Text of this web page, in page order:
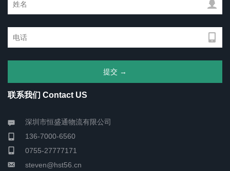
联系我们 Contact US
深圳市恒盛通物流有限公司
136-7000-6560
0755-27777171
steven@hst56.cn